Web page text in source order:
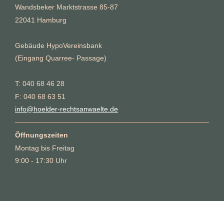
Wandsbeker Marktstrasse 85-87
22041 Hamburg
Gebäude HypoVereinsbank
(Eingang Quarree- Passage)
T: 040 68 46 28
F: 040 68 63 51
info@hoelder-rechtsanwaelte.de
Öffnungszeiten
Montag bis Freitag
9:00 - 17:30 Uhr